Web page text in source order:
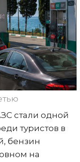
стали одной
туристов в
бензин
на